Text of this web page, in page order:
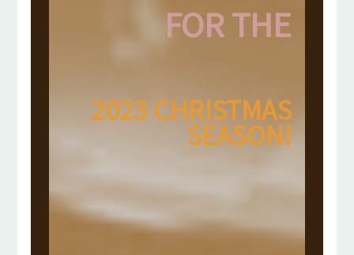
FOR THE
2023 CHRISTMAS
SEASON!